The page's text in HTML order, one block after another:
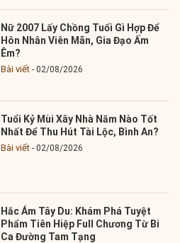
Nữ 2007 Lấy Chồng Tuổi Gì Hợp Để
Hôn Nhân Viên Mãn, Gia Đạo Ấm
Êm?
Bài viết 02/08/2026
Tuổi Kỷ Mùi Xây Nhà Năm Nào Tốt
Nhất Để Thu Hút Tài Lộc, Bình An?
Bài viết 02/08/2026
Hắc Ám Tây Du: Khám Phá Tuyệt
Phẩm Tiên Hiệp Full Chương Từ Bi
Ca Đường Tam Tạng